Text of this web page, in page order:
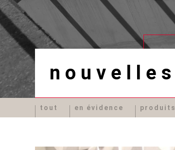
nouvelles
tout en évidence produits